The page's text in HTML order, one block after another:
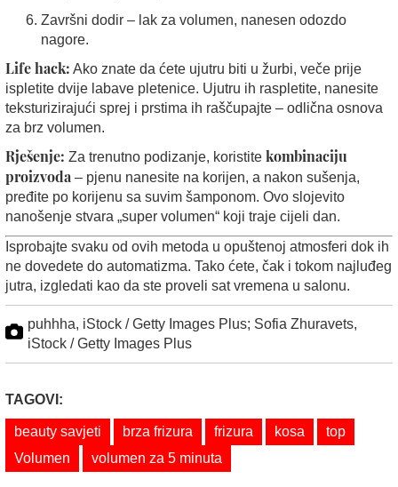
Završni dodir – lak za volumen, nanesen odozdo
nagore.
Life hack: Ako znate da ćete ujutru biti u žurbi, veče prije
ispletite dvije labave pletenice. Ujutru ih raspletite, nanesite
teksturizirajući sprej i prstima ih raščupajte – odlična osnova
za brz volumen.
Rješenje: Za trenutno podizanje, koristite kombinaciju
proizvoda – pjenu nanesite na korijen, a nakon sušenja,
pređite po korijenu sa suvim šamponom. Ovo slojevito
nanošenje stvara „super volumen“ koji traje cijeli dan.
Isprobajte svaku od ovih metoda u opuštenoj atmosferi dok ih
ne dovedete do automatizma. Tako ćete, čak i tokom najluđeg
jutra, izgledati kao da ste proveli sat vremena u salonu.
puhhha, iStock / Getty Images Plus; Sofia Zhuravets,
iStock / Getty Images Plus
TAGOVI:
beauty savjeti brza frizura frizura kosa
top
Volumen
volumen za 5 minuta